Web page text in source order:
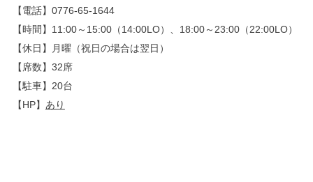
【電話】0776-65-1644
【時間】11:00～15:00（14:00LO）、18:00～23:00（22:00LO）
【休日】月曜（祝日の場合は翌日）
【席数】32席
【駐車】20台
【HP】 あり